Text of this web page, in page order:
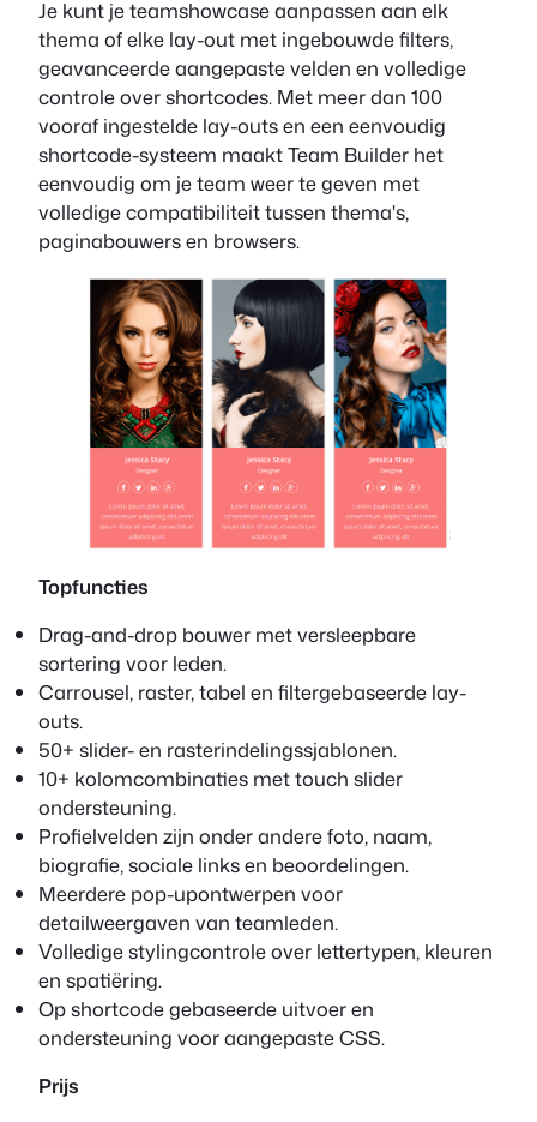
Je kunt je teamshowcase aanpassen aan elk
thema of elke lay-out met ingebouwde filters,
geavanceerde aangepaste velden en volledige
controle over shortcodes. Met meer dan 100
vooraf ingestelde lay-outs en een eenvoudig
shortcode-systeem maakt Team Builder het
eenvoudig om je team weer te geven met
volledige compatibiliteit tussen thema's,
paginabouwers en browsers.
Topfuncties
Drag-and-drop bouwer met versleepbare
sortering voor leden.
Carrousel, raster, tabel en filtergebaseerde lay-
outs.
50+ slider- en rasterindelingssjablonen.
10+ kolomcombinaties met touch slider
ondersteuning.
Profielvelden zijn onder andere foto, naam,
biografie, sociale links en beoordelingen.
Meerdere pop-upontwerpen voor
detailweergaven van teamleden.
Volledige stylingcontrole over lettertypen, kleuren
en spatiëring.
Op shortcode gebaseerde uitvoer en
ondersteuning voor aangepaste CSS.
Prijs